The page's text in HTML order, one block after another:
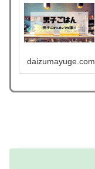
daizumayuge.com